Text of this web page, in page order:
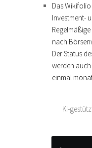
Das Wikifolio
Investment-
nach
Der Status
werden auch
einmal
KI-